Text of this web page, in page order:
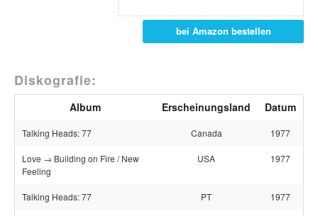
bei Amazon bestellen
Diskografie:
Album Erscheinungsland Datum
Talking Heads: 77 Canada 1977
Love → Building on Fire / New
Feeling
USA 1977
Talking Heads: 77 PT 1977